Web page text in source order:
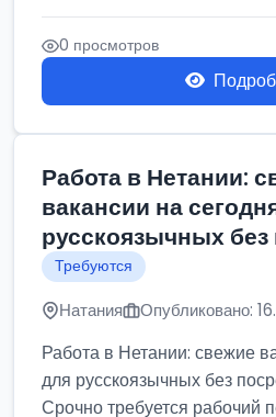
женщин от хозя...
0 просмотров
Работа в Нетании:
вакансии на
русскоязычных
Требуются
Натания Опубликовано:
Работа в Нетании: свежие
для русскоязычных без
Срочно требуется рабочий